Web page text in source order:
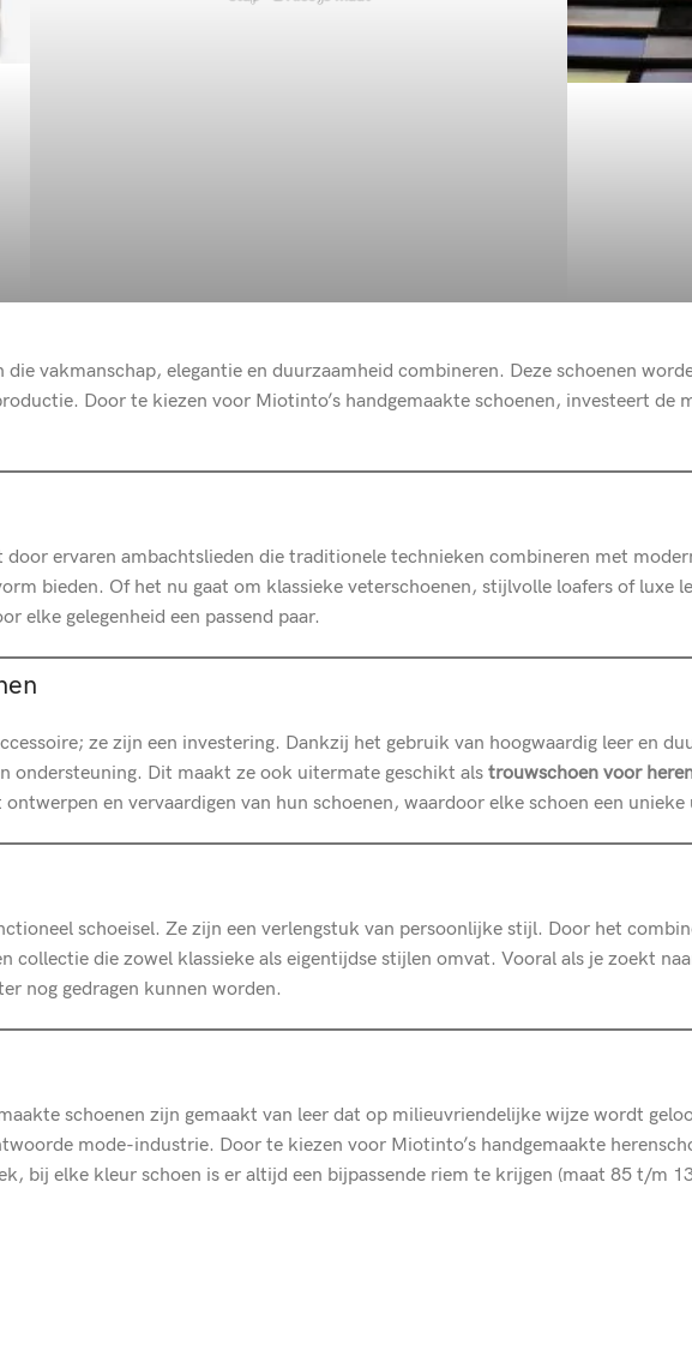
vakmanschap, elegantie en duurzaamheid combineren. Deze schoenen
Door te kiezen voor Miotinto’s handgemaakte schoenen, investeert
ervaren ambachtslieden die traditionele technieken combineren met
bieden. Of het nu gaat om klassieke veterschoenen, stijlvolle loafers of luxe
elke gelegenheid een passend paar.
ze zijn een investering. Dankzij het gebruik van hoogwaardig leer en
ondersteuning. Dit maakt ze ook uitermate geschikt als trouwschoen voor
en vervaardigen van hun schoenen, waardoor elke schoen een
schoeisel. Ze zijn een verlengstuk van persoonlijke stijl. Door het
die zowel klassieke als eigentijdse stijlen omvat. Vooral als je zoekt
nog gedragen kunnen worden.
schoenen zijn gemaakt van leer dat op milieuvriendelijke wijze wordt
mode-industrie. Door te kiezen voor Miotinto’s handgemaakte
bij elke kleur schoen is er altijd een bijpassende riem te krijgen (maat 85 t/m